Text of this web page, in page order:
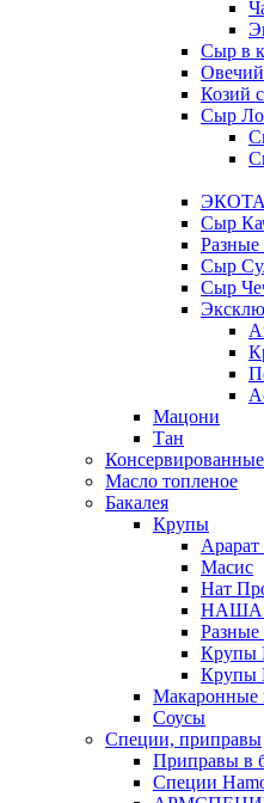
Сыр в
Козий
Сыр
Сыр
Сыр
Сыр
Мацони
Тан
Масло топленое
Бакалея
Крупы
Арарат
Масис
Нат
НАША
Крупы
Крупы
Макаронные
Соусы
Специи, приправы
Приправы в
Специи